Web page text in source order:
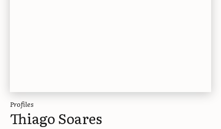
Profiles
Thiago Soares